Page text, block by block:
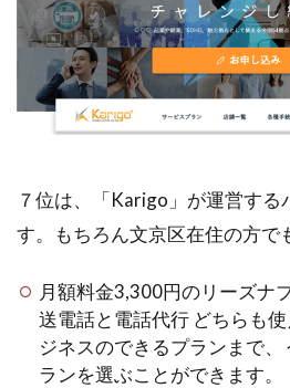
７位は、「Karigo」が運営する
す。もちろん文京区在住の方で
月額料金3,300円のリーズナ
送電話と電話代行 どちらも
ジネスのできるプランまで
ランを選ぶことができます。